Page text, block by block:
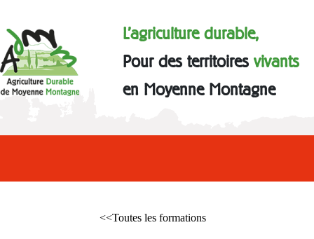
L'agriculture durable,
Pour des territoiresvivants
en Moyenne Montagne
<<Toutes les formations